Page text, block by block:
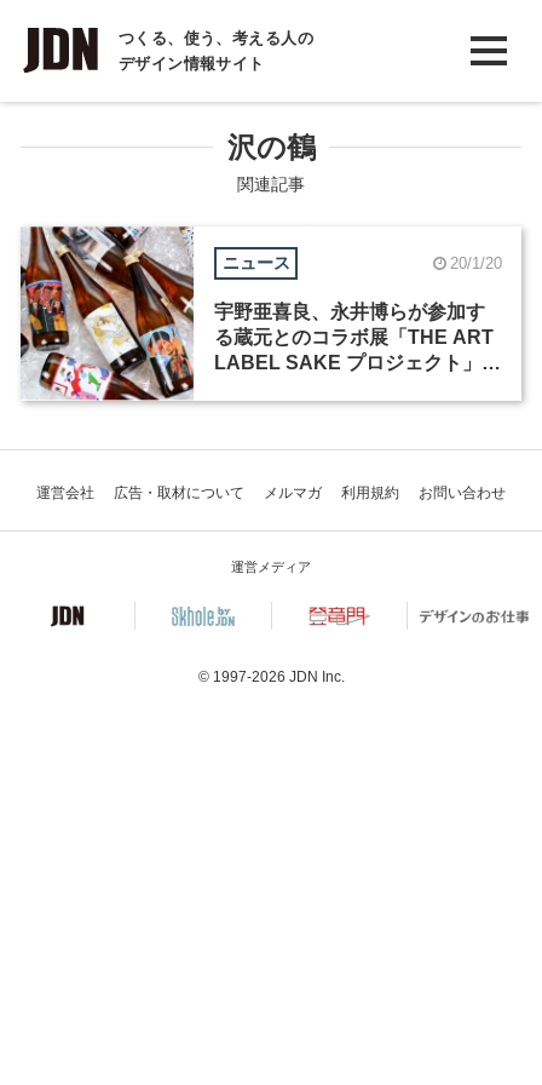
つくる、使う、考える人の
デザイン情報サイト
INTERVIEW
インタビュー
COLUMN
コラム
沢の鶴
関連記事
ニュース 20/1/20
宇野亜喜良、永井博らが参加す
る蔵元とのコラボ展「THE ART
LABEL SAKE プロジェクト」が
運営会社 広告・取材について メルマガ 利用規約 お問い合わせ
運営メディア
© 1997-2026 JDN Inc.